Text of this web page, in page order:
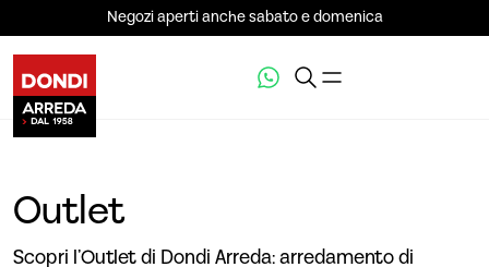
Negozi aperti anche sabato e domenica
Outlet
Scopri l’Outlet di Dondi Arreda: arredamento di